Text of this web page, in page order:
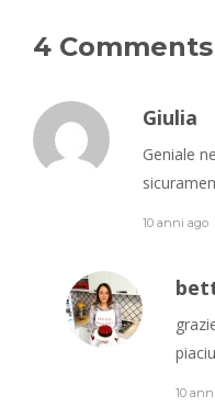
4 Comments
Giulia
Geniale
10 anni ago
10